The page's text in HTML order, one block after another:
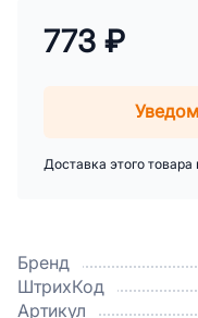
Бренд
ШтрихКод
Артикул
773 ₽
Доставка этого товара